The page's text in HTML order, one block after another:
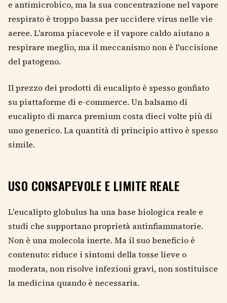
e antimicrobico, ma la sua concentrazione nel vapore
respirato è troppo bassa per uccidere virus nelle vie
aeree. L'aroma piacevole e il vapore caldo aiutano a
respirare meglio, ma il meccanismo non è l'uccisione
del patogeno.
Il prezzo dei prodotti di eucalipto è spesso gonfiato
su piattaforme di e-commerce. Un balsamo di
eucalipto di marca premium costa dieci volte più di
uno generico. La quantità di principio attivo è spesso
simile.
USO CONSAPEVOLE E LIMITE REALE
L'eucalipto globulus ha una base biologica reale e
studi che supportano proprietà antinfiammatorie.
Non è una molecola inerte. Ma il suo beneficio è
contenuto: riduce i sintomi della tosse lieve o
moderata, non risolve infezioni gravi, non sostituisce
la medicina quando è necessaria.